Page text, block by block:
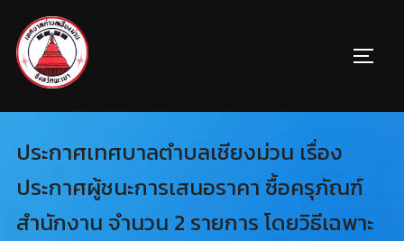
ประกาศเทศบาลตำบลเชียงม่วน เรื่อง
ประกาศผู้ชนะการเสนอราคา ซื้อครุภัณฑ์
สำนักงาน จำนวน 2 รายการ โดยวิธีเฉพาะ